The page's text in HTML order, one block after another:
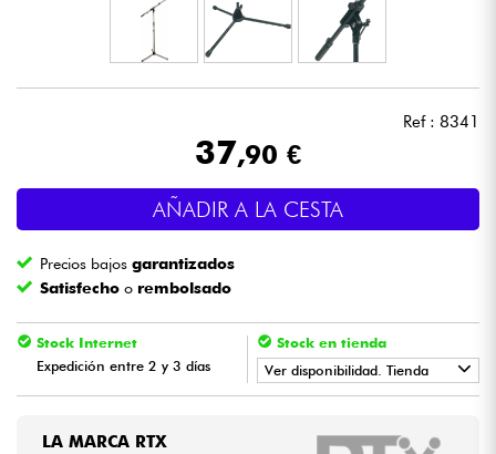
Luces
Violines y cuarteto
Ref : 8341
37,90 €
AÑADIR A LA CESTA
Precios bajosgarantizados
Satisfecho o rembolsado
Stock Internet
Expedición entre 2 y 3 días
Stock en tienda
Ver disponibilidad. Tienda
LA MARCA RTX